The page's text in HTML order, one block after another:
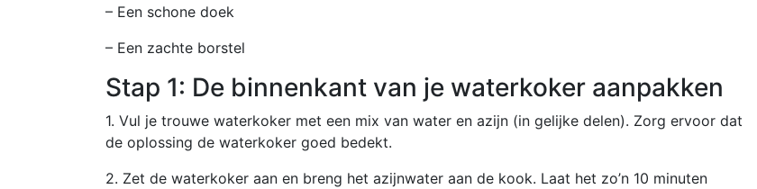
– Een schone doek
– Een zachte borstel
Stap 1: De binnenkant van je waterkoker aanpakken
1. Vul je trouwe waterkoker met een mix van water en azijn (in gelijke delen). Zorg ervoor dat
de oplossing de waterkoker goed bedekt.
2. Zet de waterkoker aan en breng het azijnwater aan de kook. Laat het zo’n 10 minuten